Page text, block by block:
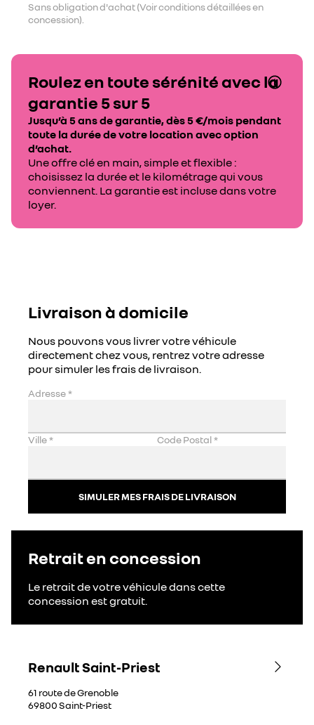
Sans obligation d'achat (Voir conditions détaillées en
concession).
Roulez en toute sérénité avec la
garantie 5 sur 5
Jusqu’à 5 ans de garantie, dès 5 €/mois pendant
toute la durée de votre location avec option
d’achat.
Une offre clé en main, simple et flexible :
choisissez la durée et le kilométrage qui vous
conviennent. La garantie est incluse dans votre
loyer.
Livraison à domicile
Nous pouvons vous livrer votre véhicule
directement chez vous, rentrez votre adresse
pour simuler les frais de livraison.
Adresse*
Ville* Code Postal*
SIMULER MES FRAIS DE LIVRAISON
Retrait en concession
Le retrait de votre véhicule dans cette
concession est gratuit.
Renault Saint-Priest
61 route de Grenoble
69800Saint-Priest